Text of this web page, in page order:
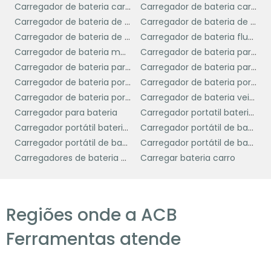
Os carregadores portáteis de bateria
oferecem uma série de benefícios que os
tornam indispensáveis no cotidiano moderno.
Primeiramente, eles proporcionam
conveniência e mobilidade, permitindo
que você carregue seus dispositivos em
qualquer lugar, sem a necessidade de
procurar por uma tomada elétrica. Isso é
especialmente útil durante viagens, em
eventos ao ar livre ou em situações de
emergência.
um carregador portátil, você tem a garantia
de que seus dispositivos essenciais, como
smartphones e tablets, estarão sempre
Carregador de bateria carro
Carregador de bateria carro e moto
Carregador de bateria de caminhão
Carregador de bateria de carro portátil
Carregador de bateria de moto
Carregador de bateria flutuante
Carregador de bateria moto
Carregador de bateria para automóvel
Carregador de bateria para carro
Carregador de bateria para moto
Carregador de bateria portatil automotivo
Carregador de bateria portátil
Carregador de bateria portátil preço
Carregador de bateria veicular
Carregador para bateria
Carregador portatil bateria de carro
Carregador portátil bateria carro
Carregador portátil de bateria
Carregador portátil de bateria automotiva
Carregador portátil de bateria de carro
Carregadores de bateria portáteis
Carregar bateria carro
Regiões onde a ACB
Ferramentas atende